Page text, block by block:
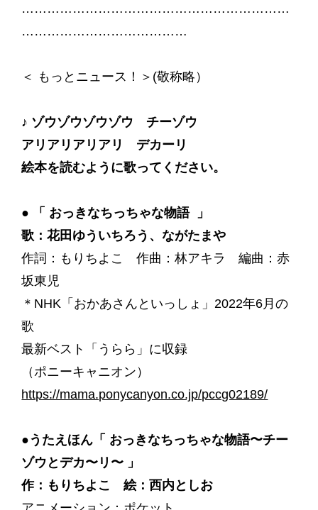
………………………………………………………
…………………………………
＜ もっとニュース！＞(敬称略）
♪ ゾウゾウゾウゾウ チーゾウ
アリアリアリアリ デカーリ
絵本を読むように歌ってください。
● 「 おっきなちっちゃな物語 」
歌：花田ゆういちろう、ながたまや
作詞：もりちよこ 作曲：林アキラ 編曲：赤
坂東児
＊NHK「おかあさんといっしょ」2022年6月の
歌
最新ベスト「うらら」に収録
（ポニーキャニオン）
https://mama.ponycanyon.co.jp/pccg02189/
●うたえほん「 おっきなちっちゃな物語〜チー
ゾウとデカ〜リ〜 」
作：もりちよこ 絵：西内としお